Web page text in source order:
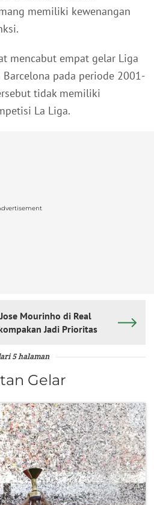
memiliki kewenangan
mencabut empat gelar Liga
pada periode 2001-
tidak memiliki
La Liga.
Mourinho di Real
Jadi Prioritas
5 halaman
Gelar